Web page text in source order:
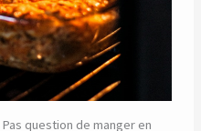
Pas question de manger en